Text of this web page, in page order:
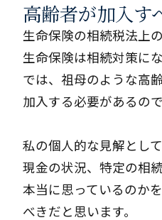
高齢者が加入す
生命保険の相続税法上
生命保険は相続対策に
では、祖母のような高
加入する必要があるの
私の個人的な見解とし
現金の状況、特定の相
本当に思っているのか
べきだと思います。